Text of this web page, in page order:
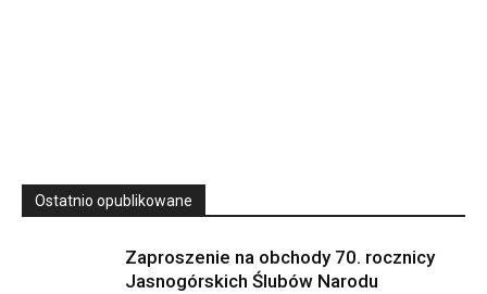
Ostatnio opublikowane
Zaproszenie na obchody 70. rocznicy
Jasnogórskich Ślubów Narodu